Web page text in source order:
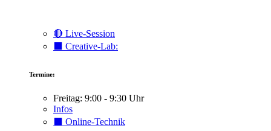
🔴 Live-Session
⬛️ Creative-Lab:
Termine:
Freitag: 9:00 - 9:30 Uhr
Infos
⬛️ Online-Technik